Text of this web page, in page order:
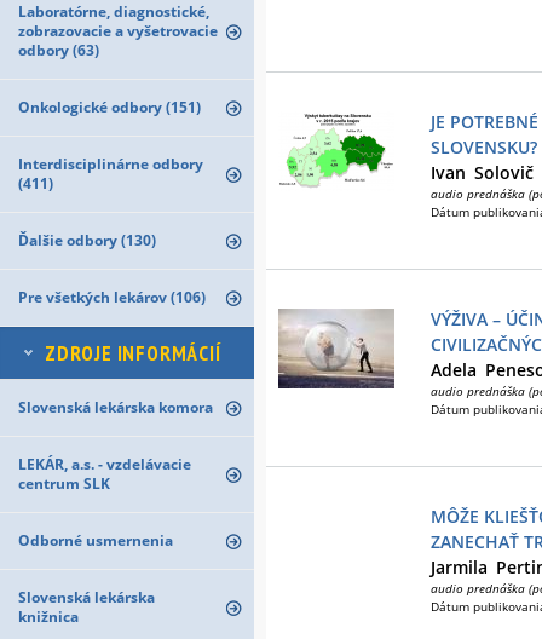
Laboratórne, diagnostické,
zobrazovacie a vyšetrovacie
odbory (63)
Onkologické odbory (151)
Interdisciplinárne odbory
(411)
Ďalšie odbory (130)
Pre všetkých lekárov (106)
ZDROJE INFORMÁCIÍ
Slovenská lekárska komora
LEKÁR, a.s. - vzdelávacie
centrum SLK
Odborné usmernenia
Slovenská lekárska
knižnica
JE
SLOVENSKU?
Ivan Solovič
audio prednáška
Dátum
VÝŽIVA –
Adela
audio prednáška
Dátum
MÔŽE
ZANECHAŤ
Jarmila
audio prednáška
Dátum